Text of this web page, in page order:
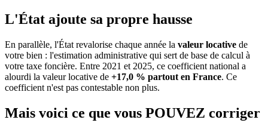
L'État ajoute sa propre hausse
En parallèle, l'État revalorise chaque année la valeur locative de
votre bien : l'estimation administrative qui sert de base de calcul à
votre taxe foncière. Entre 2021 et 2025, ce coefficient national a
alourdi la valeur locative de +17,0 % partout en France. Ce
coefficient n'est pas contestable non plus.
Mais voici ce que vous POUVEZ corriger